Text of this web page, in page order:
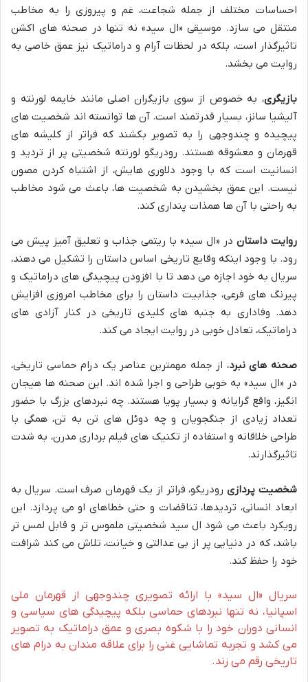
احساسات مختلف از جمله شجاعت، غم و پیروزی را به مخاطب
منتقل می سازد. موسیقی «ال سید» نه تنها در صحنه های اکشن
تاثیرگذار است، بلکه در لحظات آرام و دراماتیک نیز عمق خاصی به
روایت می بخشد.
بازیگری، به خصوص از سوی بازیگران اصلی مانند خایمه لورنته و
آلیشیا سانز، بسیار قدرتمند است. آن ها توانسته اند شخصیت های
پیچیده و چندوجهی را به تصویر بکشند که فراتر از کلیشه های
قهرمان و معشوقه هستند. رودریگو لورنته شخصیتی پر از تردید و
انسانیت است که با وجود دلاوری هایش، از اشتباه کردن مصون
نیست. این عمق بخشیدن به شخصیت ها، باعث می شود مخاطب
به راحتی با آن ها همذات پنداری کند.
روایت داستان در «ال سید» با ریتمی جذاب و تعلیق آمیز پیش می
رود. با وجود اینکه وقایع تاریخی اساس داستان را تشکیل می دهند،
سریال به خود اجازه می دهد تا با افزودن پیچیدگی های دراماتیک و
پیرنگ های فرعی، جذابیت داستان را برای مخاطب امروزی افزایش
دهد. وفاداری به جنبه های کلیدی تاریخی در کنار آزادی های
دراماتیک، تعادل خوبی در روایت ایجاد می کند.
صحنه های نبرد، از جمله مهمترین عناصر یک درام حماسی تاریخی،
در «ال سید» به خوبی طراحی و اجرا شده اند. این صحنه ها هیجان
انگیز، واقع گرایانه و بسیار پویا هستند. چه نبردهای بزرگ با حضور
تعداد زیادی از جنگجویان و چه دوئل های تن به تن، همگی با
طراحی خلاقانه و استفاده از تکنیک های فیلم برداری مدرن، به شدت
تاثیرگذارند.
شخصیت پردازیرودریگو، فراتر از یک قهرمان صرف است. سریال به
ابعاد انسانی، تردیدها، تناقضات و حتی خطاهای او می پردازد. این
رویکرد باعث می شود ال سید شخصیتی ملموس تر و قابل لمس تر
باشد، که در دنیایی پر از بی عدالتی و خیانت، تلاش می کند شرافت
خود را حفظ کند.
سریال «ال سید» با ارائه تصویری چندوجهی از قهرمان ملی
اسپانیا، نه تنها نبردهای حماسی بلکه پیچیدگی های سیاسی و
انسانی دوران خود را با شکوه بصری و عمق دراماتیک به تصویر
می کشد و تجربه تماشایی غنی را برای علاقه مندان به درام های
تاریخی رقم می زند.